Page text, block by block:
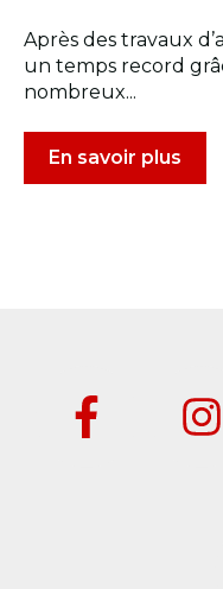
Après des travaux
un temps record
nombreux...
En savoir plus